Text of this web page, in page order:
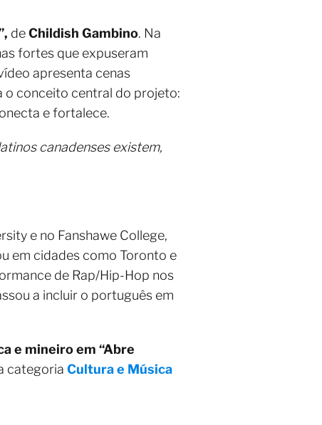
deChildish Gambino. Na
fortes que expuseram
apresenta cenas
o conceito central do projeto:
e fortalece.
canadenses existem,
e no Fanshawe College,
em cidades como Toronto e
de Rap/Hip-Hop nos
a incluir o português em
e mineiro em “Abre
categoria Cultura e Música